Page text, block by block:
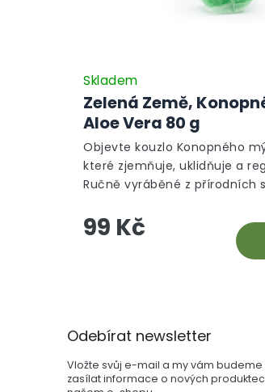
Zelená Země,
Aloe Vera 80 g
Skladem
99 Kč
Objevte kouzlo Konopného
které zjemňuje, uklidňuje a
Ručně vyráběné z přírodních
ošetřovatelskou rutinu,
regeneraci vaší pokožce.
Odebírat newsletter
Vložte svůj e-mail a my vám budeme
zasílat informace o nových